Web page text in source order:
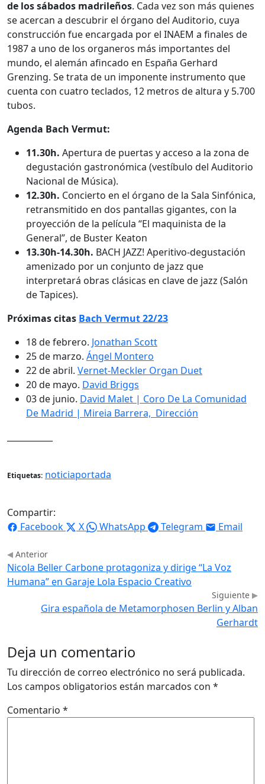
de los sábados madrileños. Cada vez son más quienes
se acercan a descubrir el órgano del Auditorio, cuya
construcción fue encargada por el INAEM a finales de
1987 a uno de los organeros más importantes del
mundo, el alemán afincado en España Gerhard
Grenzing. Se trata de un imponente instrumento que
cuenta con cuatro teclados, 12 metros de altura y 5.700
tubos.
Agenda Bach Vermut:
11.30h. Apertura de puertas y acceso a la zona de
degustación gastronómica (vestíbulo del Auditorio
Nacional de Música).
12.30h. Concierto en el órgano de la Sala Sinfónica,
retransmitido en dos pantallas gigantes, con la
proyección de la película “El maquinista de la
General”, de Buster Keaton
13.30h-14.30h. BACH JAZZ! Aperitivo-degustación
amenizado por un conjunto de jazz que
interpretará obras clásicas en clave de jazz (Salón
de Tapices).
Próximas citas Bach Vermut 22/23
18 de febrero. Jonathan Scott
25 de marzo. Ángel Montero
22 de abril. Vernet-Meckler Organ Duet
20 de mayo. David Briggs
03 de junio. David Malet | Coro De La Comunidad
De Madrid | Mireia Barrera, Dirección
Etiquetas: noticiaportada
Compartir:
Facebook
X WhatsApp Telegram Email
Anterior
Nicola Beller Carbone protagoniza y dirige “La Voz
Humana” en Garaje Lola Espacio Creativo
Siguiente
Gira española de Metamorphosen Berlin y Alban
Gerhardt
Deja un comentario
Tu dirección de correo electrónico no será publicada.
Los campos obligatorios están marcados con *
Comentario *